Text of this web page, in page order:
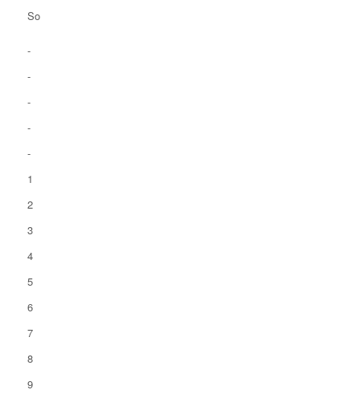
So
-
-
-
-
-
1
2
3
4
5
6
7
8
9